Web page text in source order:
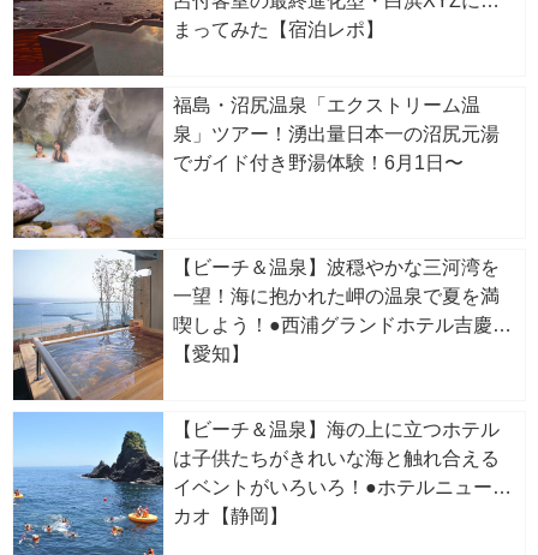
まってみた【宿泊レポ】
福島・沼尻温泉「エクストリーム温
泉」ツアー！湧出量日本一の沼尻元湯
でガイド付き野湯体験！6月1日〜
【ビーチ＆温泉】波穏やかな三河湾を
一望！海に抱かれた岬の温泉で夏を満
喫しよう！●西浦グランドホテル吉慶
【愛知】
【ビーチ＆温泉】海の上に立つホテル
は子供たちがきれいな海と触れ合える
イベントがいろいろ！●ホテルニューア
カオ【静岡】